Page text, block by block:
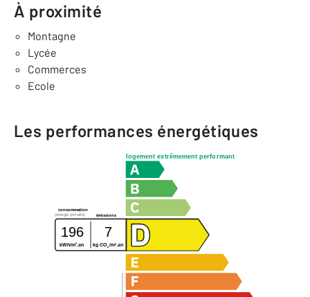
À proximité
Montagne
Lycée
Commerces
Ecole
Les performances énergétiques
logement extrêmement performant
consommation
émissions
(énergie primaire)
196 7
kWh/m2.an kg CO2 /m2 .an